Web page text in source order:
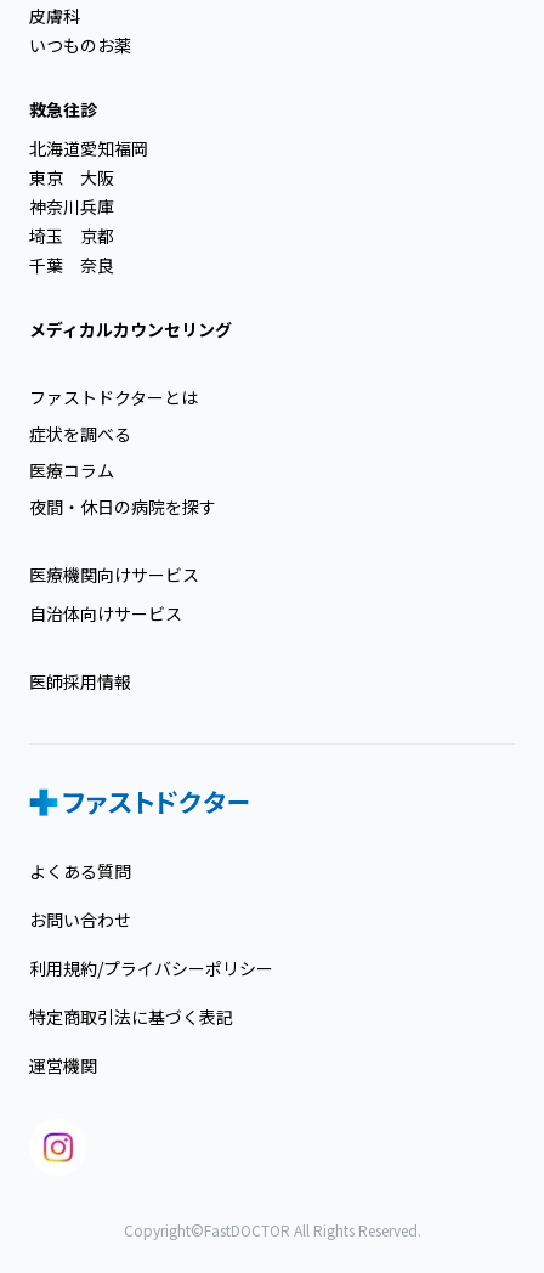
皮膚科
いつものお薬
救急往診
北海道
東京
神奈川
埼玉
千葉
愛知
大阪
兵庫
京都
奈良
福岡
メディカルカウンセリング
ファストドクターとは
症状を調べる
医療コラム
夜間・休日の病院を探す
医療機関向けサービス
自治体向けサービス
医師採用情報
よくある質問
お問い合わせ
利用規約/プライバシーポリシー
特定商取引法に基づく表記
運営機関
Copyright©FastDOCTOR All Rights Reserved.